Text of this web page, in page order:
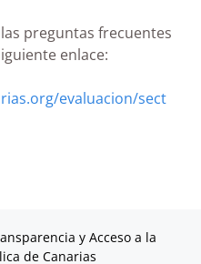
preguntas frecuentes
enlace:
evaluacion/sect
y Acceso a la
de Canarias